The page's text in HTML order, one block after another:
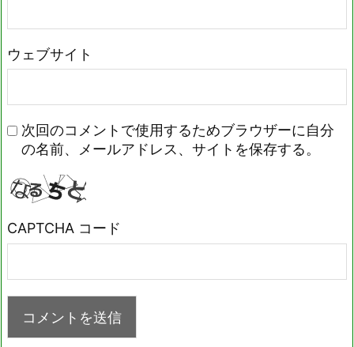
ウェブサイト
次回のコメントで使用するためブラウザーに自分
の名前、メールアドレス、サイトを保存する。
CAPTCHA コード